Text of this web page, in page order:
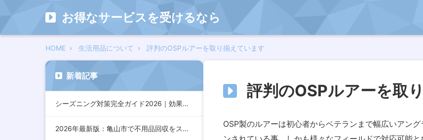
お得なサービスを受けるなら
HOME 生活用品について 評判のOSPルアーを取り揃えています
評判のOSPルアーを取
OSP製のルアーは初心者からベテランまで幅広いアン
新着記事
シーズニング対策完全ガイド2026｜効果的な方法とおすすめア…
2026年最新版：亀山市で不用品回収をスムーズに行うための完…